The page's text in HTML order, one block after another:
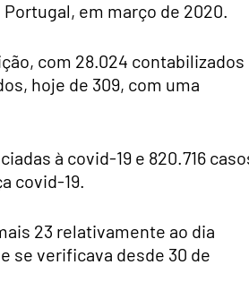
em março de 2020.
com 28.024 contabilizados
hoje de 309, com uma
à covid-19 e 820.716
covid-19.
23 relativamente ao dia
se verificava desde 30 de